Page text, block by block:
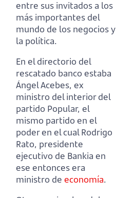
entre sus invitados a los
más importantes del
mundo de los negocios y
la política.
En el directorio del
rescatado banco estaba
Ángel Acebes, ex
ministro del interior del
partido Popular, el
mismo partido en el
poder en el cual Rodrigo
Rato, presidente
ejecutivo de Bankia en
ese entonces era
ministro de economía.